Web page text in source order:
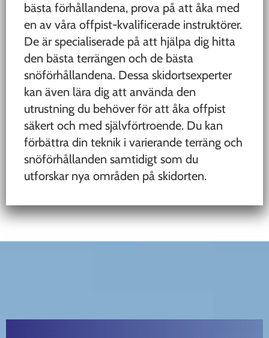
bästa förhållandena, prova på att åka med
en av våra offpist-kvalificerade instruktörer.
De är specialiserade på att hjälpa dig hitta
den bästa terrängen och de bästa
snöförhållandena. Dessa skidortsexperter
kan även lära dig att använda den
utrustning du behöver för att åka offpist
säkert och med självförtroende. Du kan
förbättra din teknik i varierande terräng och
snöförhållanden samtidigt som du
utforskar nya områden på skidorten.